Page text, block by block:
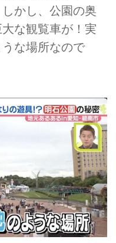
かし、公園の奥
な観覧車が！実
な場所なので